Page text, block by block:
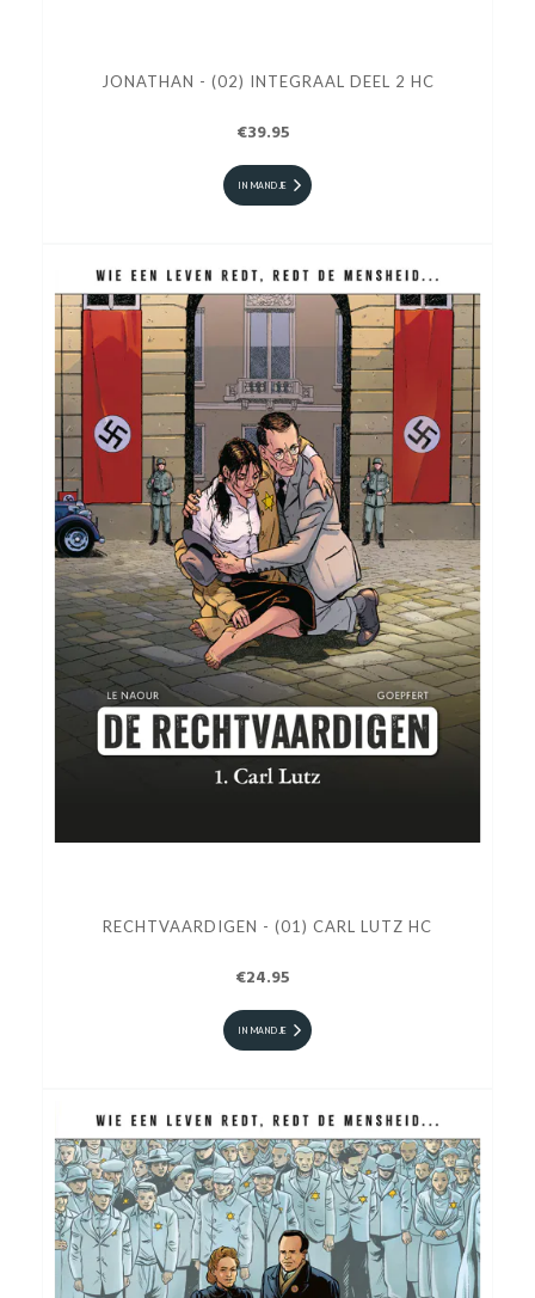
JONATHAN - (02) INTEGRAAL DEEL 2 HC
€39.95
IN MANDJE
RECHTVAARDIGEN - (01) CARL LUTZ HC
€24.95
IN MANDJE